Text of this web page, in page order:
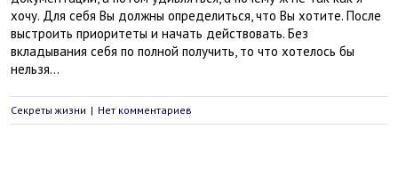
хочу. Для себя Вы должны определиться, что Вы хотите. После
выстроить приоритеты и начать действовать. Без
вкладывания себя по полной получить, то что хотелось бы
нельзя…
Секреты жизни | Нет комментариев